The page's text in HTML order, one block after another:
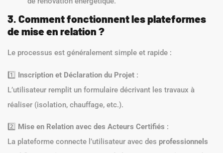
3. Comment fonctionnent les plateformes
de mise en relation ?
Le processus est généralement simple et rapide :
1️⃣ Inscription et Déclaration du Projet :
L’utilisateur remplit un formulaire décrivant les travaux à
réaliser (isolation, chauffage, etc.).
2️⃣ Mise en Relation avec des Acteurs Certifiés :
La plateforme connecte l’utilisateur avec des professionnels